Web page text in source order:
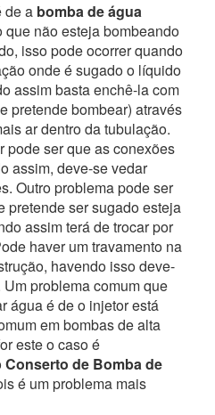
de a bomba de água
não esteja bombeando
isso pode ocorrer quando
onde é sugado o líquido
assim basta enchê-la com
pretende bombear) através
ar dentro da tubulação.
pode ser que as conexões
assim, deve-se vedar
Outro problema pode ser
pretende ser sugado esteja
assim terá de trocar por
haver um travamento na
havendo isso deve-
problema comum que
água é de o injetor está
em bombas de alta
este o caso é
Conserto de Bomba de
é um problema mais